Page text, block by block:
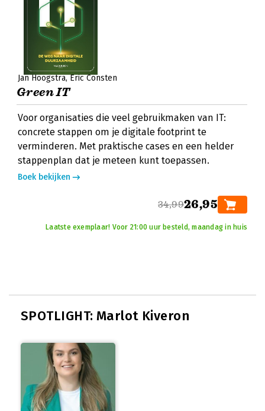
Jan Hoogstra Eric Consten
Green IT
Voor organisaties die veel gebruikmaken van IT:
concrete stappen om je digitale footprint te
verminderen. Met praktische cases en een helder
stappenplan dat je meteen kunt toepassen.
Boek bekijken
34,9926,95
Laatste exemplaar! Voor 21:00 uur besteld, maandag in huis
SPOTLIGHT: Marlot Kiveron